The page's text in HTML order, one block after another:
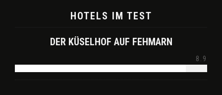
HOTELS IM TEST
DER KÜSELHOF AUF FEHMARN
8.9